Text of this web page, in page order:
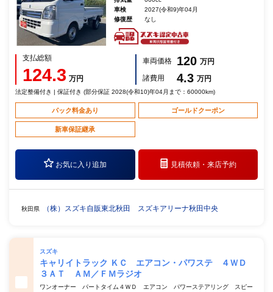
車検
2027(令和9)年04月
修復歴
なし
支払総額
124.3 万円
車両価格 120 万円
諸費用
4.3 万円
法定整備付き | 保証付き (部分保証 2028(令和10)年04月まで：60000km)
パック料金あり ゴールドクーポン
新車保証継承
お気に入り追加 見積依頼・来店予約
秋田県 （株）スズキ自販東北秋田 スズキアリーナ秋田中央
スズキ
キャリイトラック ＫＣ エアコン・パワステ ４ＷＤ
３ＡＴ ＡＭ／ＦＭラジオ
ワンオーナー パートタイム４ＷＤ エアコン パワーステアリング スピー